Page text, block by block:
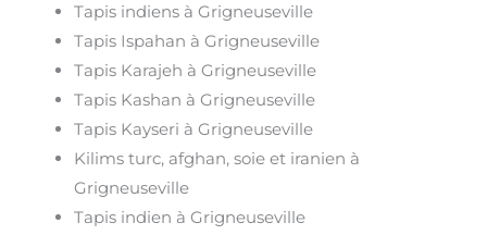
Tapis indiens à Grigneuseville
Tapis Ispahan à Grigneuseville
Tapis Karajeh à Grigneuseville
Tapis Kashan à Grigneuseville
Tapis Kayseri à Grigneuseville
Kilims turc, afghan, soie et iranien à
Grigneuseville
Tapis indien à Grigneuseville